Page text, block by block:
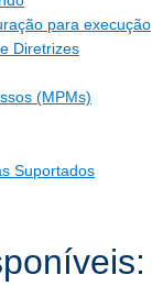
para execução
Diretrizes
(MPMs)
Suportados